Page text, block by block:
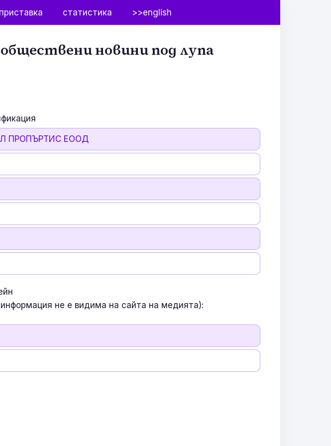
приставка статистика >>english
новини под лупа
ПРОПЪРТИС ЕООД
не е видима на сайта на медията):